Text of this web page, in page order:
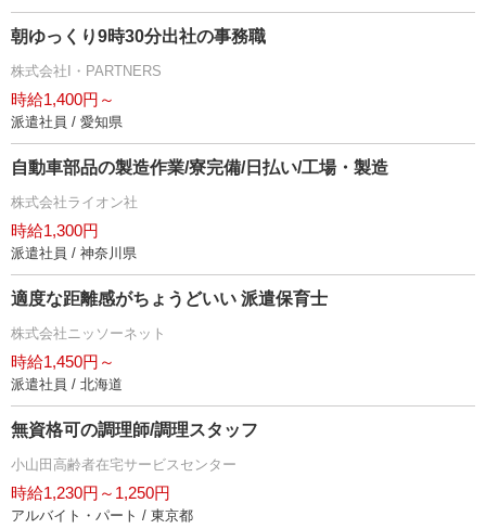
朝ゆっくり9時30分出社の事務職
株式会社I・PARTNERS
時給1,400円～
派遣社員 / 愛知県
自動車部品の製造作業/寮完備/日払い/工場・製造
株式会社ライオン社
時給1,300円
派遣社員 / 神奈川県
適度な距離感がちょうどいい 派遣保育士
株式会社ニッソーネット
時給1,450円～
派遣社員 / 北海道
無資格可の調理師/調理スタッフ
小山田高齢者在宅サービスセンター
時給1,230円～1,250円
アルバイト・パート / 東京都